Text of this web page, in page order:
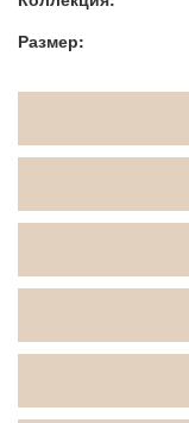
Размер: